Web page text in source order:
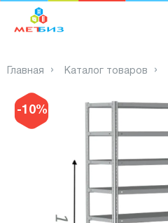
Главная Каталог товаров
-10%